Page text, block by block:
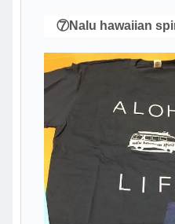
⑦Nalu hawaiian